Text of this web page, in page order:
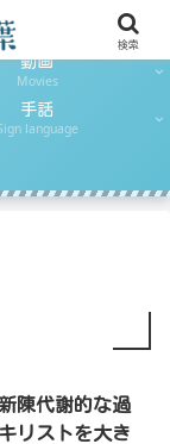
Daily Prayer
動画
Movies
手話
language
陳代謝的な過
リストを大き
検索